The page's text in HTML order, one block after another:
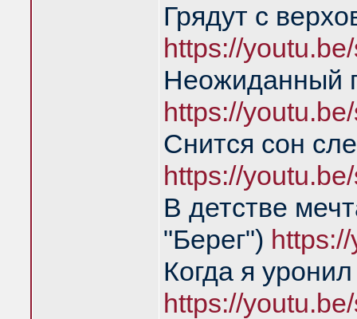
Грядут с
https://
Неожиданный
https://
Снится сон
https://
В детстве
"Берег")
Когда я
https://